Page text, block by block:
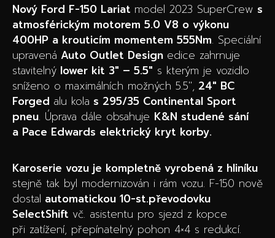
Nový Ford F-150 Lariat model 2023 SuperCrew s
atmosférickým motorem 5.0 V8 o výkonu
400HP a krouticím momentem 555Nm. Speciální
upravená Auto Outlet Design edice zahrnuje
stavitelný lower kit 3″ – 5.5″ s kterým je vozidlo
sníženo o maximálních možných 5.5″, 24″ BC
Forged alu kola s 295/35 Continental Sport
pneu. Úprava dále obsahuje K&N studené sání
a Pace Edwards elektrický kryt korby.
Karoserie vozu je kompletně vyrobená z hliníku
stejně tak byl modernizován i rám vozu. F-150 nově
dostal automatickou 10-st.převodovku
SelectShift vč. asistentu pro sjezd z kopce
při zatížení, přepínatelný pohon 4×4 s redukcí.